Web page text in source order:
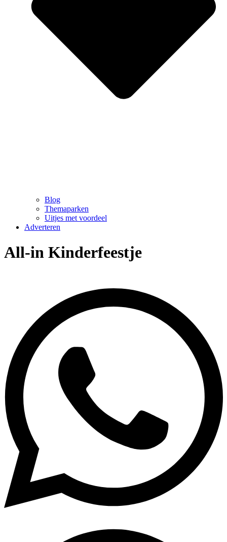
Blog
Themaparken
Uitjes met voordeel
Adverteren
All-in Kinderfeestje